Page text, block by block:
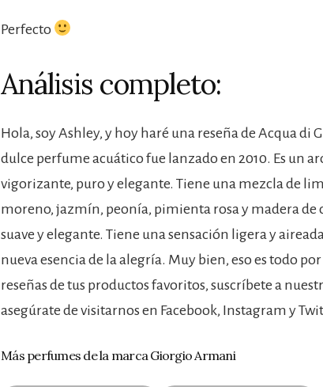
Perfecto
Análisis completo:
Hola, soy Ashley, y hoy haré una reseña de Acqua di
dulce perfume acuático fue lanzado en 2010. Es un
vigorizante, puro y elegante. Tiene una mezcla de
moreno, jazmín, peonía, pimienta rosa y madera de
suave y elegante. Tiene una sensación ligera y
nueva esencia de la alegría. Muy bien, eso es todo
reseñas de tus productos favoritos, suscríbete a
asegúrate de visitarnos en Facebook, Instagram y
Más perfumes de la marca Giorgio Armani